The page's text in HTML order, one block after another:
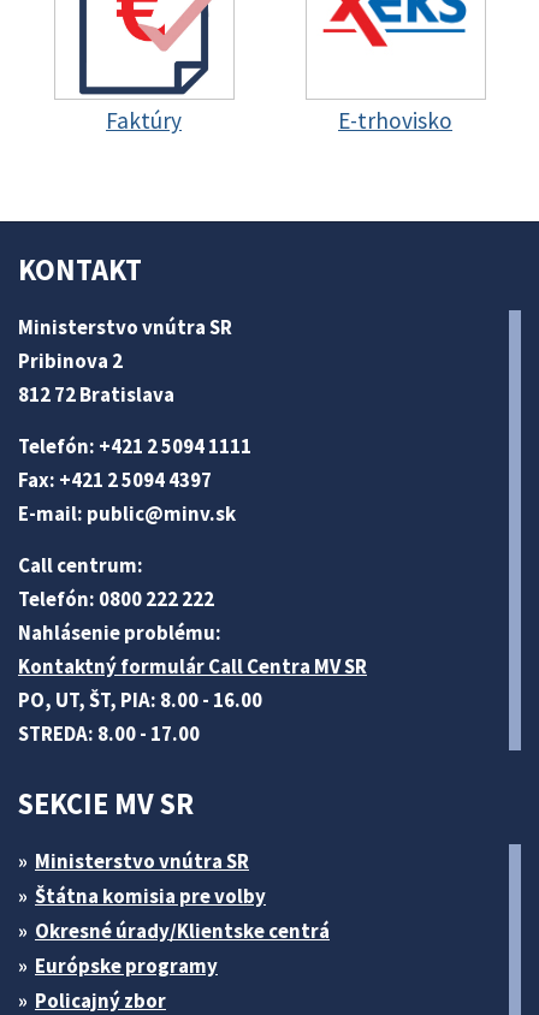
Faktúry E-trhovisko
KONTAKT
Ministerstvo vnútra SR
Pribinova 2
812 72 Bratislava
Telefón: +421 2 5094 1111
Fax: +421 2 5094 4397
E-mail: public@minv.sk
Call centrum:
Telefón: 0800 222 222
Nahlásenie problému:
Kontaktný formulár Call Centra MV SR
PO, UT, ŠT, PIA: 8.00 - 16.00
STREDA: 8.00 - 17.00
SEKCIE MV SR
Ministerstvo vnútra SR
Štátna komisia pre volby
Okresné úrady/Klientske centrá
Európske programy
Policajný zbor